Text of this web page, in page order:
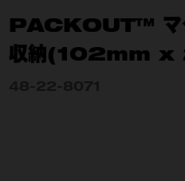
PACKOUT™ マ
収納(102mm